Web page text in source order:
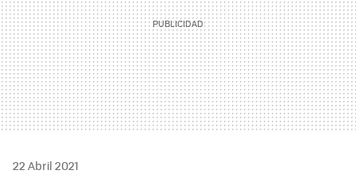
22 Abril 2021